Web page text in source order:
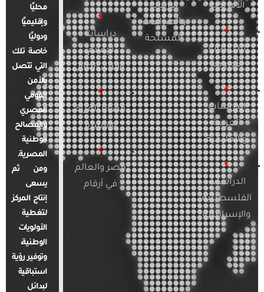
الأمريكية
الدراسات
الأوروبية
الدراسات
العربية
والإقليمية
الدراسات
الفلسطينية
والإسرائيلية
الإرهاب
والصراعات
المسلحة
دراسات
الإعلام
والرأي العام
قضايا المرأة
والأسرة
مصر والعالم
في أرقام
محليًا
وإقليميًا
ودوليًا
خاصة تلك
التي تتصل
بالأمن
القومي
المصري
والمصالح
الوطنية
المصرية.
ومن ثم
يسعى
إنتاج المركز
لتغطية
الأولويات
الوطنية،
وتوفير رؤية
استباقية
لبدائل